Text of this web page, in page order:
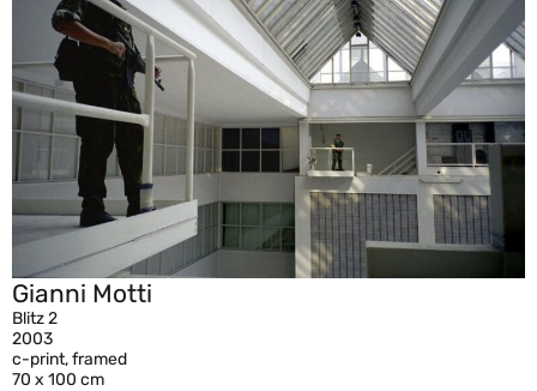
Gianni Motti
Blitz 2
2003
c-print, framed
70 x 100 cm